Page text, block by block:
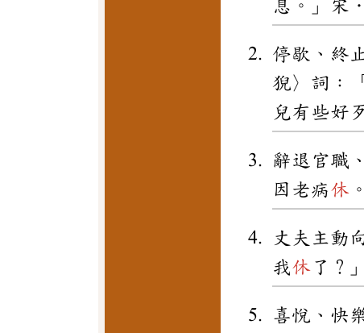
息。」宋
停歇、終
猊〉詞：
兒有些好
辭退官職
因老病休
丈夫主動
我休 了？
喜悅、快